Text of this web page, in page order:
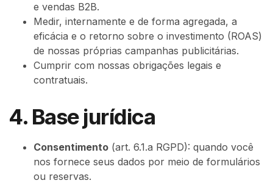
e vendas B2B.
Medir, internamente e de forma agregada, a
eficácia e o retorno sobre o investimento (ROAS)
de nossas próprias campanhas publicitárias.
Cumprir com nossas obrigações legais e
contratuais.
4. Base jurídica
Consentimento (art. 6.1.a RGPD): quando você
nos fornece seus dados por meio de formulários
ou reservas.